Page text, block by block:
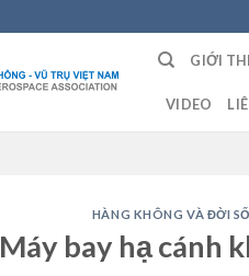
GIỚI
VIDEO
HÀNG KHÔNG VÀ ĐỜI
Máy bay hạ cánh